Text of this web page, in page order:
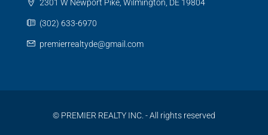
2301 W Newport Pike, Wilmington, DE 19804
(302) 633-6970
premierrealtyde@gmail.com
© PREMIER REALTY INC. - All rights reserved